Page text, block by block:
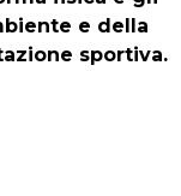
e della
sportiva.